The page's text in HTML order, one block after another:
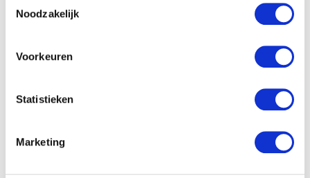
Noodzakelijk
Voorkeuren
Statistieken
Marketing